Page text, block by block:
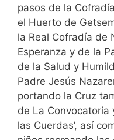
pasos de la
el Huerto de
la Real Cofradía de
Esperanza y de la
de la Salud y
Padre Jesús
portando la Cruz
de La Convocatoria
las Cuerdas’, así